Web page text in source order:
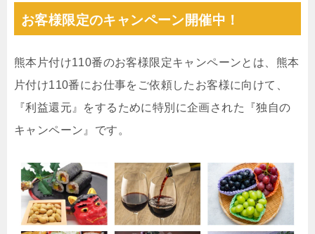
お客様限定のキャンペーン開催中！
熊本片付け110番のお客様限定キャンペーンとは、熊本
片付け110番にお仕事をご依頼したお客様に向けて、
『利益還元』をするために特別に企画された『独自の
キャンペーン』です。